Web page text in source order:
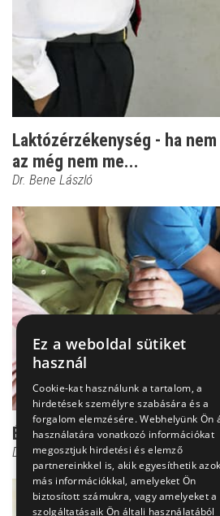
Laktózérzékenység - ha
az még nem me...
Dr. Bene László
Étkezés utáni puffadás: Ez az
Dr. Bene László
Ez a weboldal sütiket
használ
Cookie-kat használunk a tartalom, a
hirdetések személyre szabására és a
forgalom elemzésére. Webhelyünk Ön
használatára vonatkozó információkat
megosztjuk hirdetési és elemző
partnereinkkel is, akik egyesíthetik
más információkkal, amelyeket Ön
biztosított számukra, vagy amelyeket a
szolgáltatásaik Ön általi használatából